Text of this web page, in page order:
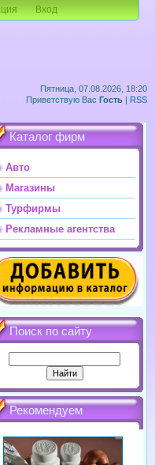
Пятница, 07.08.2026, 18:20
Приветствую Вас Гость | RSS
Вход
Каталог фирм
Авто
Магазины
Турфирмы
Рекламные агентства
Поиск по сайту
Рекомендуем